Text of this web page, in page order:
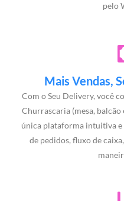
pelo
Mais Vendas,
Com o Seu Delivery, você
Churrascaria (mesa, balcão
única plataforma intuitiva
de pedidos, fluxo de